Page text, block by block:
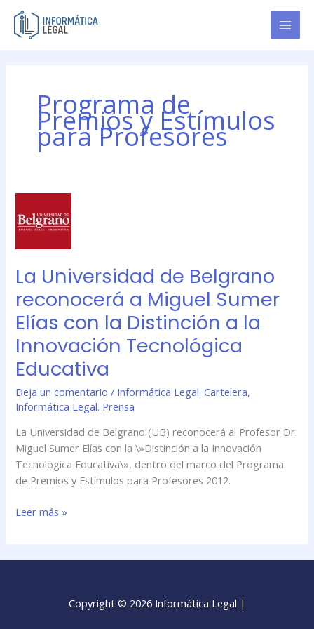
contenido
Programa de
Premios y Estímulos
para Profesores
La Universidad de Belgrano
reconocerá a Miguel Sumer
Elías con la Distinción a la
Innovación Tecnológica
Educativa
Deja un comentario / Informática Legal. Cartelera,
Informática Legal. Prensa
La Universidad de Belgrano (UB) reconocerá al Profesor Dr.
Miguel Sumer Elías con la \»Distinción a la Innovación
Tecnológica Educativa\», dentro del marco del Programa
de Premios y Estímulos para Profesores 2012.
Universidad
de
Belgrano
a
Miguel
Sumer
Elías
con
la
Distinción
a
la
Innovación
Tecnológica
Educativa
Leer más »
Copyright © 2026 Informática Legal |